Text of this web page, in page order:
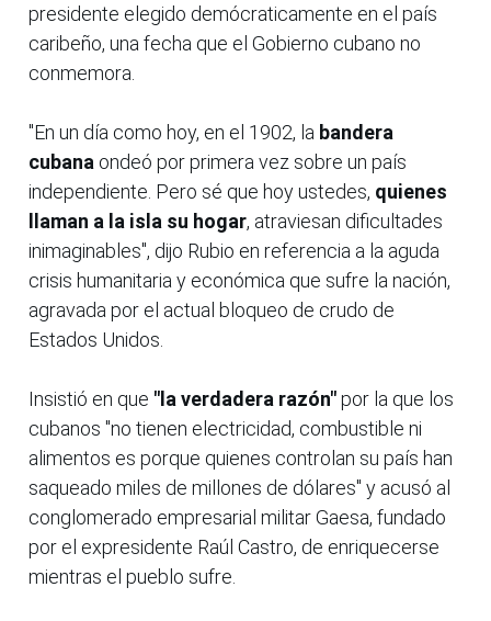
presidente elegido demócraticamente en el país
caribeño, una fecha que el Gobierno cubano no
conmemora.
"En un día como hoy, en el 1902, la bandera
cubana ondeó por primera vez sobre un país
independiente. Pero sé que hoy ustedes, quienes
llaman a la isla su hogar, atraviesan dificultades
inimaginables", dijo Rubio en referencia a la aguda
crisis humanitaria y económica que sufre la nación,
agravada por el actual bloqueo de crudo de
Estados Unidos.
Insistió en que "la verdadera razón"por la que los
cubanos "no tienen electricidad, combustible ni
alimentos es porque quienes controlan su país han
saqueado miles de millones de dólares" y acusó al
conglomerado empresarial militar Gaesa, fundado
por el expresidente Raúl Castro, de enriquecerse
mientras el pueblo sufre.